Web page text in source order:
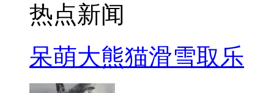
热点新闻
呆萌大熊猫滑雪取乐